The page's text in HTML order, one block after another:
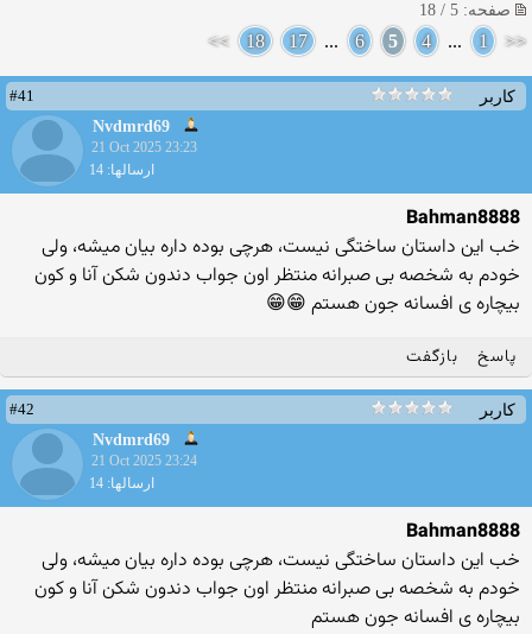
صفحه: 5 / 18
<<
1
...
4
5
6
...
17
18
>>
کاربر
#41
Nvdmrd69
21 Oct 2025 23:23
ارسالها: 14
Bahman8888
خب این داستان ساختگی نیست، هرچی بوده داره بیان میشه، ولی
خودم به شخصه بی صبرانه منتظر اون جواب دندون شکن آنا و کون
بیچاره ی افسانه جون هستم 😁😁
پاسخ بازگفت
کاربر
#42
Nvdmrd69
21 Oct 2025 23:24
ارسالها: 14
Bahman8888
خب این داستان ساختگی نیست، هرچی بوده داره بیان میشه، ولی
خودم به شخصه بی صبرانه منتظر اون جواب دندون شکن آنا و کون
بیچاره ی افسانه جون هستم